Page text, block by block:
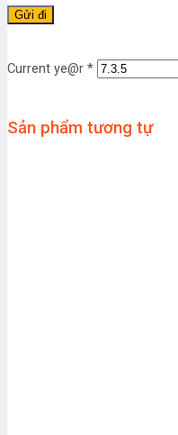
Current ye@r *
Sản phẩm tương tự